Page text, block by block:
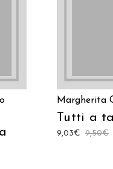
Margherita
Tutti a
9,50€
9,03€